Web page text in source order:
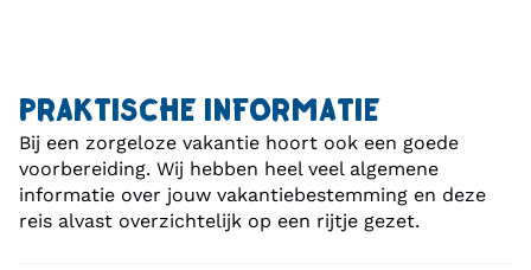
PRAKTISCHE INFORMATIE
Bij een zorgeloze vakantie hoort ook een goede
voorbereiding. Wij hebben heel veel algemene
informatie over jouw vakantiebestemming en deze
reis alvast overzichtelijk op een rijtje gezet.